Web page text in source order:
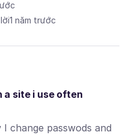
1 năm trước
a site i use often
change passwods and